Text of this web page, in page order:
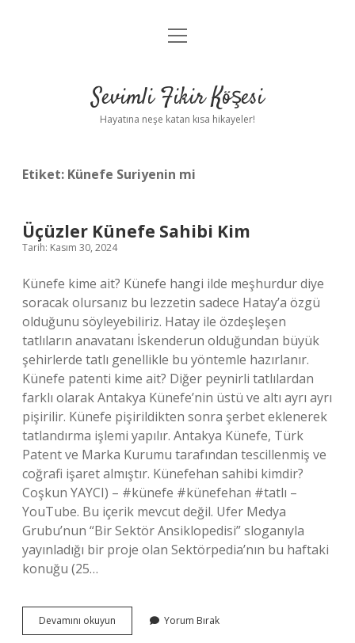
Anasayfa
Yasal Uyarı
menüyü
Sevimli Fikir Köşesi
Hayatına neşe katan kısa hikayeler!
Etiket: Künefe Suriyenin mi
Üçüzler Künefe Sahibi Kim
Tarih: Kasım 30, 2024
Künefe kime ait? Künefe hangi ilde meşhurdur diye
soracak olursanız bu lezzetin sadece Hatay’a özgü
olduğunu söyleyebiliriz. Hatay ile özdeşleşen
tatlıların anavatanı İskenderun olduğundan büyük
şehirlerde tatlı genellikle bu yöntemle hazırlanır.
Künefe patenti kime ait? Diğer peynirli tatlılardan
farklı olarak Antakya Künefe’nin üstü ve altı ayrı ayrı
pişirilir. Künefe pişirildikten sonra şerbet eklenerek
tatlandırma işlemi yapılır. Antakya Künefe, Türk
Patent ve Marka Kurumu tarafından tescillenmiş ve
coğrafi işaret almıştır. Künefehan sahibi kimdir?
Coşkun YAYCI) – #künefe #künefehan #tatlı –
YouTube. Bu içerik mevcut değil. Ufer Medya
Grubu’nun “Bir Sektör Ansiklopedisi” sloganıyla
yayınladığı bir proje olan Sektörpedia’nın bu haftaki
konuğu (25…
Devamını okuyun
Künefe
Yorum Bırak